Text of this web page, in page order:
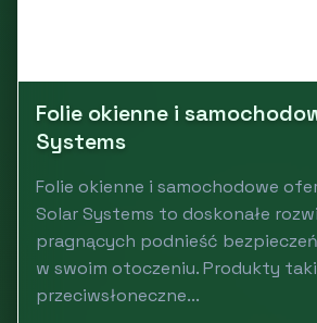
Folie okienne i
Systems
Folie okienne i samochodowe
Solar Systems to doskonałe
pragnących podnieść
w swoim otoczeniu. Produkty
przeciwsłoneczne...